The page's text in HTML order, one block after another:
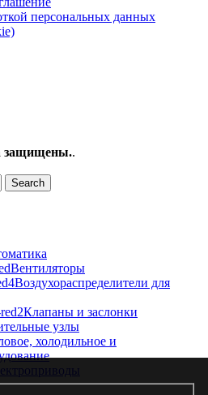
персональных данных
защищены..
Search
Вентиляторы
Воздухораспределители для
Клапаны и заслонки
узлы
холодильное и